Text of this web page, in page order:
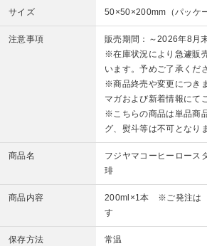
サイズ 50×50×200mm（パッケ
注意事項
販売期間：～2026年8月
※在庫状況により急遽販
います。予めご了承くだ
※商品終売や変更につき
マガおよび新着情報にて
※こちらの商品は単品商
グ、熨斗等は不可となり
商品名
フジヤマコーヒーロー
琲
商品内容
200ml×1本 ※ご発注は
す
保存方法 常温